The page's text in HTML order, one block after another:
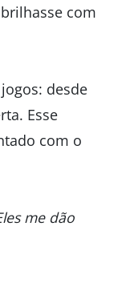
com
desde
Esse
com o
me dão